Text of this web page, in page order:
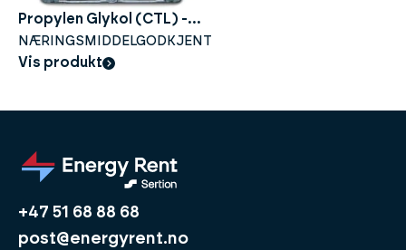
Propylen Glykol (CTL) -
100% - 1000liter
NÆRINGSMIDDELGODKJENT
Vis produkt
+47 51 68 88 68
post@energyrent.no